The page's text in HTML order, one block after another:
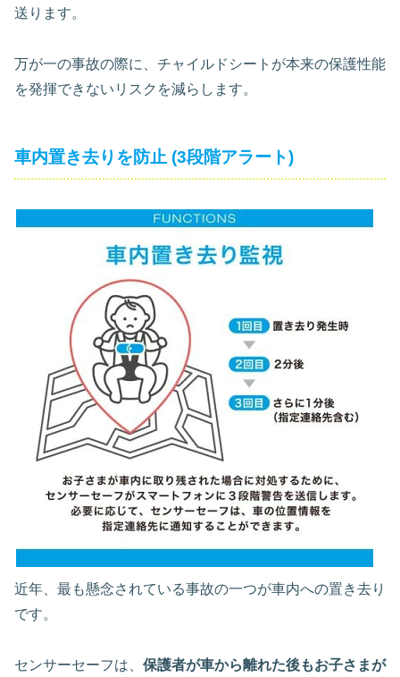
送ります。
万が一の事故の際に、チャイルドシートが本来の保護性能
を発揮できないリスクを減らします。
車内置き去りを防止 (3段階アラート)
近年、最も懸念されている事故の一つが車内への置き去り
です。
センサーセーフは、 保護者が車から離れた後もお子さまが